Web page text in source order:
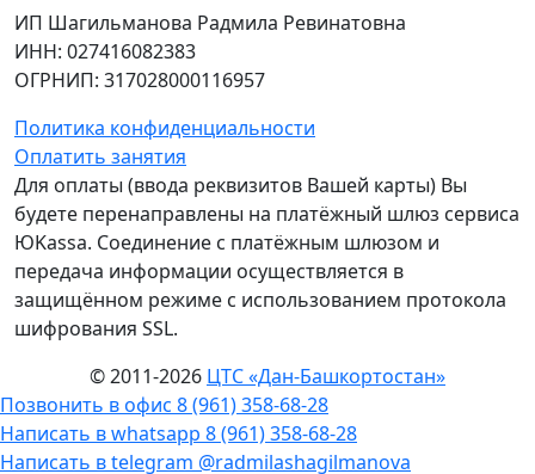
ИП Шагильманова Радмила Ревинатовна
ИНН: 027416082383
ОГРНИП: 317028000116957
Политика конфиденциальности
Оплатить занятия
Для оплаты (ввода реквизитов Вашей карты) Вы
будете перенаправлены на платёжный шлюз сервиса
ЮKassa. Соединение с платёжным шлюзом и
передача информации осуществляется в
защищённом режиме с использованием протокола
шифрования SSL.
© 2011-2026 ЦТС «Дан-Башкортостан»
Позвонить в офис 8 (961) 358‑68‑28
Написать в whatsapp 8 (961) 358‑68‑28
Написать в telegram @radmilashagilmanova